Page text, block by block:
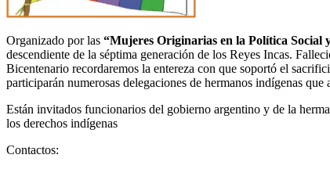
Organizado por las “Mujeres Originarias en la Política
descendiente de la séptima generación de los Reyes Incas.
Bicentenario recordaremos la entereza con que soportó el
participarán numerosas delegaciones de hermanos indígenas
Están invitados funcionarios del gobierno argentino y de la
los derechos indígenas
Contactos: